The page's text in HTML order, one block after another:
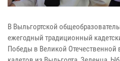
В Выльгортской
ежегодный традиционный
Победы в Великой